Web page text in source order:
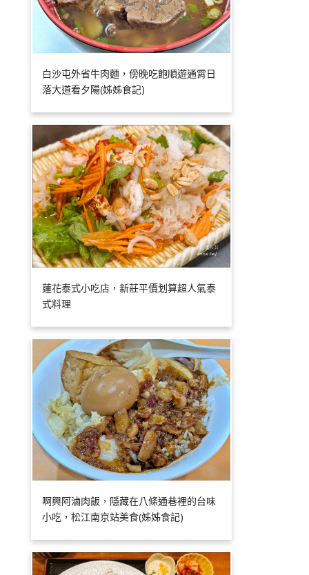
白沙屯外省牛肉麵，傍晚吃飽順遊通霄日
落大道看夕陽(姊姊食記)
蓮花泰式小吃店，新莊平價划算超人氣泰
式料理
啊興阿滷肉飯，隱藏在八條通巷裡的台味
小吃，松江南京站美食(姊姊食記)